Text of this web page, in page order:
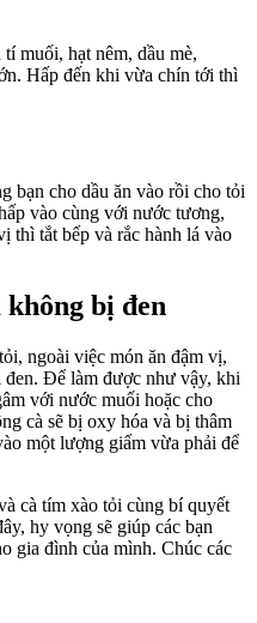
muối, hạt nêm, dầu mè,
Hấp đến khi vừa chín tới thì
bạn cho dầu ăn vào rồi cho tỏi
vào cùng với nước tương,
thì tắt bếp và rắc hành lá vào
bị đen
ngoài việc món ăn đậm vị,
Để làm được như vậy, khi
với nước muối hoặc cho
cà sẽ bị oxy hóa và bị thâm
một lượng giấm vừa phải để
cà tím xào tỏi cùng bí quyết
hy vọng sẽ giúp các bạn
gia đình của mình. Chúc các